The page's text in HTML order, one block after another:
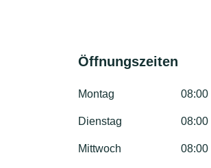
Öffnungszeiten
Montag 08:00
Dienstag 08:00
Mittwoch 08:00